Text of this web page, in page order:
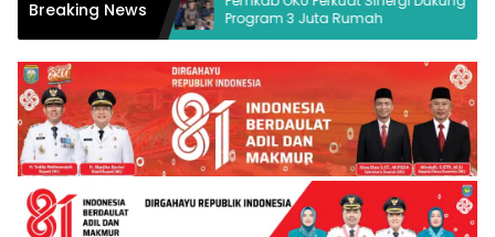
Breaking News
Program 3 Juta Rumah